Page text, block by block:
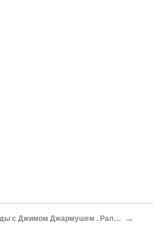
Беседы с Джимом Джармушем . Ральф Ойе и Вольфганг Штукенброк / 1980 →